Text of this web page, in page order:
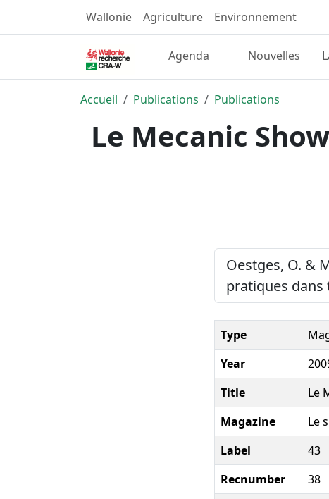
Wallonie Agriculture Environnement
Agenda Nouvelles
Accueil Publications Publications
Le Mecanic
Oestges, O. &
pratiques dans
Type
Year
Title
Le
Magazine
Le
Label
43
Recnumber
38